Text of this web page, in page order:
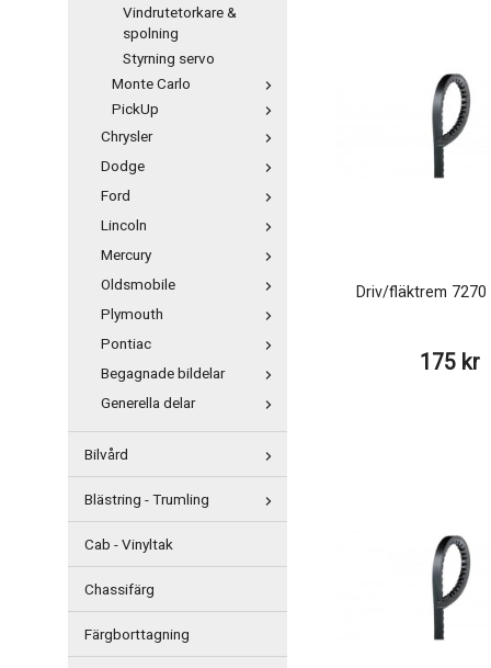
Vindrutetorkare &
spolning
Styrning servo
Monte Carlo
PickUp
Chrysler
Dodge
Ford
Lincoln
Mercury
Oldsmobile
Plymouth
Pontiac
Begagnade bildelar
Generella delar
Bilvård
Blästring - Trumling
Cab - Vinyltak
Chassifärg
Färgborttagning
Driv/fläktrem 7270
175 kr